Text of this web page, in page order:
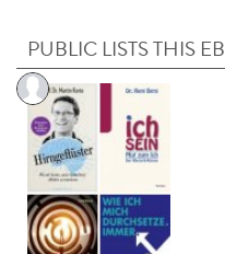
PUBLIC LISTS THIS